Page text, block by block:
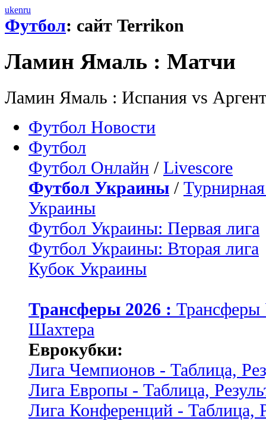
ukenru
Футбол: сайт Terrikon
Ламин Ямаль : Матчи
Ламин Ямаль : Испания vs
Футбол Новости
Футбол
Футбол Онлайн / Livescore
Футбол Украины /
Украины
Футбол Украины: Первая лига
Футбол Украины: Вторая лига
Кубок Украины
Трансферы 2026 :
Шахтера
Еврокубки:
Лига Чемпионов - Таблица,
Лига Европы - Таблица,
Лига Конференций - Таблица,